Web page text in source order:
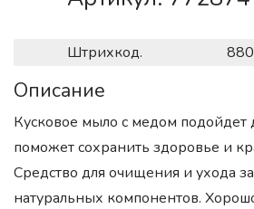
Штрихкод.
Описание
Кусковое мыло с медом подойдет
поможет сохранить здоровье и
Средство для очищения и ухода
натуральных компонентов.